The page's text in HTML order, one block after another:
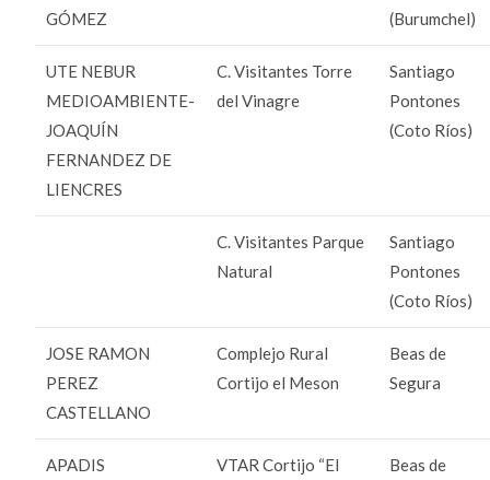
GÓMEZ
(Burumchel)
UTE NEBUR
MEDIOAMBIENTE-
JOAQUÍN
FERNANDEZ DE
LIENCRES
C. Visitantes Torre
del Vinagre
Santiago
Pontones
(Coto Ríos)
C. Visitantes Parque
Natural
Santiago
Pontones
(Coto Ríos)
JOSE RAMON
PEREZ
CASTELLANO
Complejo Rural
Cortijo el Meson
Beas de
Segura
APADIS VTAR Cortijo “El Beas de